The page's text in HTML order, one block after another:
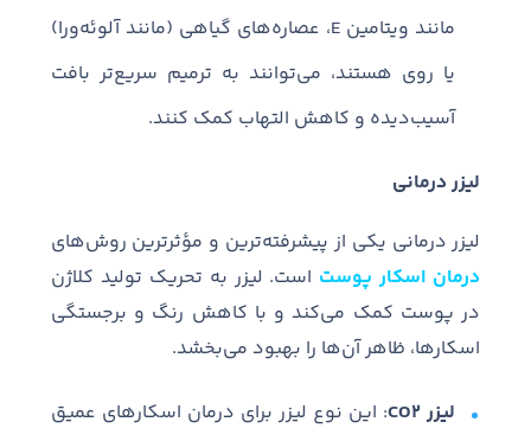
مانند ویتامین E، عصاره‌های گیاهی (مانند آلوئه‌ورا)
یا روی هستند، می‌توانند به ترمیم سریع‌تر بافت
آسیب‌دیده و کاهش التهاب کمک کنند.
لیزر درمانی
لیزر درمانی یکی از پیشرفته‌ترین و مؤثرترین روش‌های
درمان اسکار پوست است. لیزر به تحریک تولید کلاژن
در پوست کمک می‌کند و با کاهش رنگ و برجستگی
اسکارها، ظاهر آن‌ها را بهبود می‌بخشد.
لیزر CO2
: این نوع لیزر برای درمان اسکارهای عمیق